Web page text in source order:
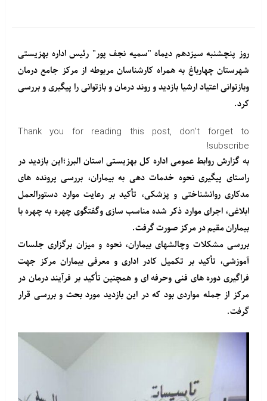
روز پنچشنبه سیزدهم دیماه "سمیه نجف پور" رئیس اداره بهزیستی
شهرستان چهارباغ به همراه کارشناسان مربوطه از مرکز جامع درمان
وبازتوانی اعتیاد ارشیا بازدید و روند درمان و بازتوانی را پیگیری و بررسی
کرد.
Thank you for reading this post, don't forget to
subscribe!
به گزارش روابط عمومی اداره کل بهزیستی استان البرز؛این بازدید در
راستای پیگیری نحوه خدمات دهی به بیماران، بررسی پرونده های
مدکاری روانشناختی و پزشکی، تأکید بر رعایت موارد دستورالعمل
ابلاغی، اجرای موارد ذکر شده مناسب سازی وگفتگوی چهره به چهره با
بیماران مقیم در مرکز صورت گرفت.
بررسی مشکلات وچالشهای بیماران، نحوه و میزان برگزاری جلسات
آموزشی، تأکید بر تکمیل کادر اداری و معرفی بیماران مرکز جهت
فراگیری دوره های فنی وحرفه ای و همچنین تأکید بر فرآیند درمان در
مرکز از جمله مواردی بود که در این بازدید مورد بحث و بررسی قرار
گرفت.